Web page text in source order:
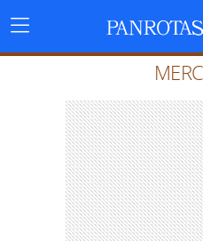
Menu
Principal